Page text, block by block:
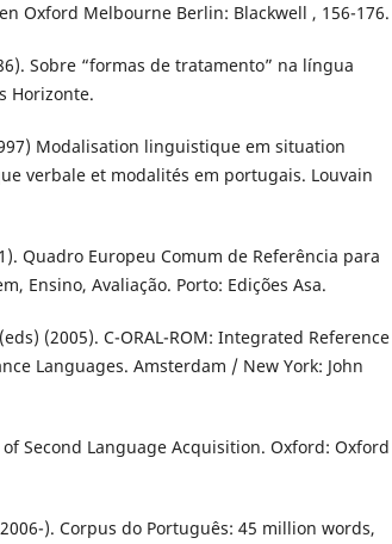
Oxford Melbourne Berlin: Blackwell , 156-176.
Sobre “formas de tratamento” na língua
Horizonte.
Modalisation linguistique em situation
verbale et modalités em portugais. Louvain
Quadro Europeu Comum de Referência para
Ensino, Avaliação. Porto: Edições Asa.
(2005). C-ORAL-ROM: Integrated Reference
Languages. Amsterdam / New York: John
of Second Language Acquisition. Oxford: Oxford
). Corpus do Português: 45 million words,